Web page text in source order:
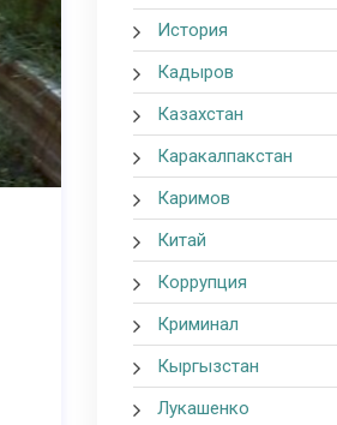
История
Кадыров
Казахстан
Каракалпакстан
Каримов
Китай
Коррупция
Криминал
Кыргызстан
Лукашенко